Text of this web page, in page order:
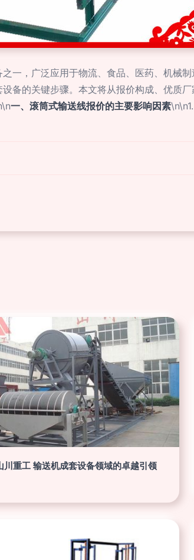
一，广泛应用于物流、食品、医药、机械
备的关键步骤。本文将从报价构成、优质
一、滚筒式输送线报价的主要影响因素\n\n1.
川重工 输送机成套设备领域的卓越引领